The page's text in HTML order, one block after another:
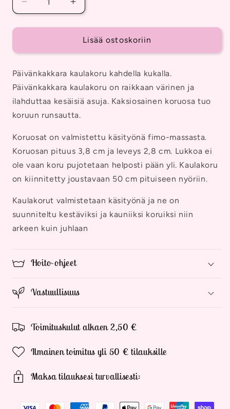
Vähennä
tuotteen
Päivänkakkara
Kaksi
määrää
Lisää
tuotteen
Päivänkakkara
Kaulakoru,
Kaksi
määrää
Lisää ostoskoriin
Päivänkakkara kaulakoru kahdella kukalla.
Päivänkakkara kaulakoru on raikkaan värinen ja
ilahduttaa kesäisiä asuja. Kaksiosainen koruosa tuo
koruun runsautta.
Koruosat on valmistettu käsityönä fimo-massasta.
Koruosan pituus 3,8 cm ja leveys 2,8 cm. Lukkoa ei
ole vaan koru pujotetaan helposti pään yli. Kaulakoru
on kiinnitetty joustavaan 50 cm pituiseen nyöriin.
Kaulakorut valmistetaan käsityönä ja ne on
suunniteltu kestäviksi ja kauniiksi koruiksi niin
arkeen kuin juhlaan
Hoito-ohjeet
Vastuullisuus
Toimituskulut alkaen 2,50 €
Ilmainen toimitus yli 50 € tilauksille
Maksa tilauksesi turvallisesti: